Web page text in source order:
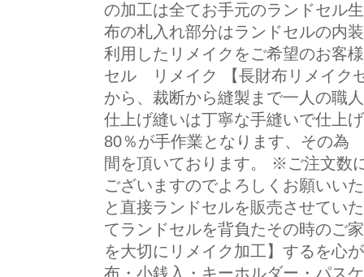
の加工は全てお手元のランドセル
布の札入れ部分はランドセルの内
利用したリメイクをご希望のお客
セル リメイク 【長財布リメイク
から、裁断から縫製まで一人の職
仕上げ縫いは丁寧な手縫いで仕上
80％が手作業となります、その
間を頂いております。 ※ご注文数
ございますのでよろしくお願いい
と直接ランドセルを販売させてい
てランドセルを背負たその時のご
を大切にリメイク加工】するを心
布・小銭入・キーホルダー・パス